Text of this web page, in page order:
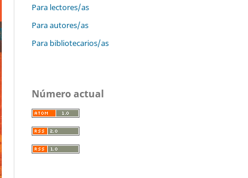
Para lectores/as
Para autores/as
Para bibliotecarios/as
Número actual